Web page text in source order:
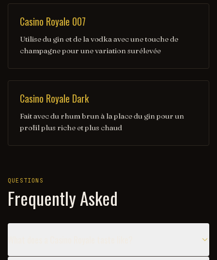
Casino Royale 007
Utilise du gin et de la vodka avec une touche de
champagne pour une variation surélevée
Casino Royale Dark
Fait avec du rhum brun à la place du gin pour un
profil plus riche et plus chaud
QUESTIONS
Frequently Asked